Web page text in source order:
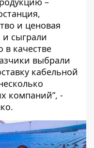
и ценовая
и сыграли
в качестве
выбрали
кабельной
компаний”, -